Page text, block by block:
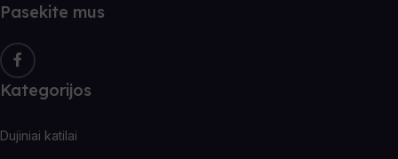
Pasekite mus
Kategorijos
Dujiniai katilai